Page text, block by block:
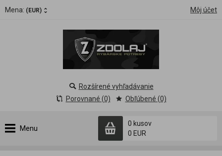
Mena: (EUR) Môj účet
Menu
0 kusov
0 EUR
Rozšírené vyhľadávanie
Porovnané (0)
Obľúbené (0)